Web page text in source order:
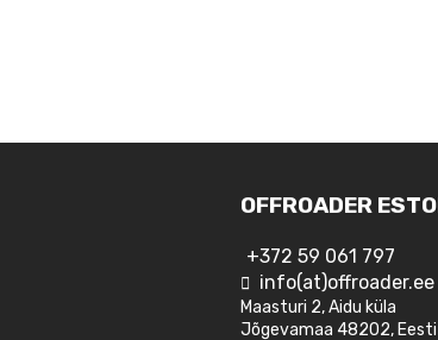
OFFROADER
+372 59 061 797
info(at)offroader.ee
Maasturi 2, Aidu küla
Jõgevamaa 48202, Eesti